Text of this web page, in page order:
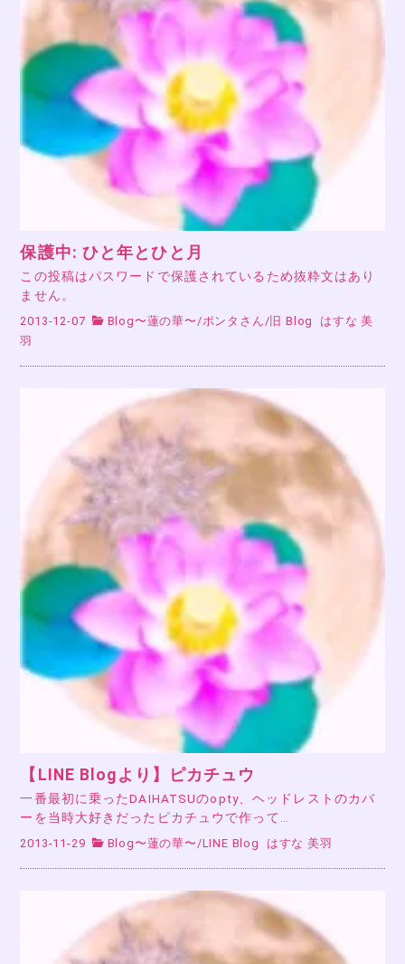
保護中: ひと年とひと月
この投稿はパスワードで保護されているため抜粋文はあり
ません。
2013-12-07 Blog〜蓮の華〜 /ポンタさん /旧 Blog
はすな 美
羽
【LINE Blogより】ピカチュウ
一番最初に乗ったDAIHATSUのopty、ヘッドレストのカバ
ーを当時大好きだったピカチュウで作って…
2013-11-29 Blog〜蓮の華〜 /LINE Blog はすな 美羽